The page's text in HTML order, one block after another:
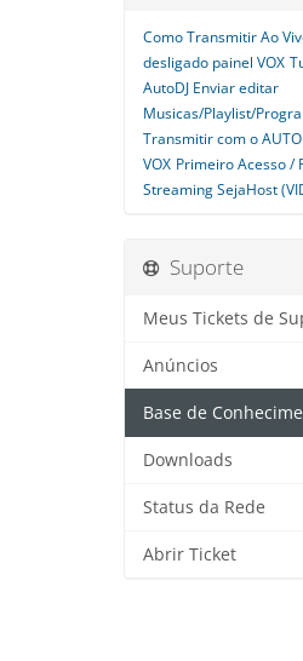
Como Transmitir Ao
desligado painel VOX
AutoDJ Enviar editar
Musicas/Playlist/
Transmitir com o
VOX Primeiro Acesso /
Streaming SejaHost
Suporte
Meus Tickets de
Anúncios
Base de
Downloads
Status da Rede
Abrir Ticket